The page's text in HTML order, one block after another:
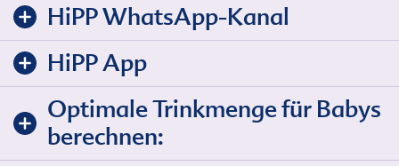
HiPP WhatsApp-Kanal
HiPP App
Optimale Trinkmenge für Babys
berechnen: